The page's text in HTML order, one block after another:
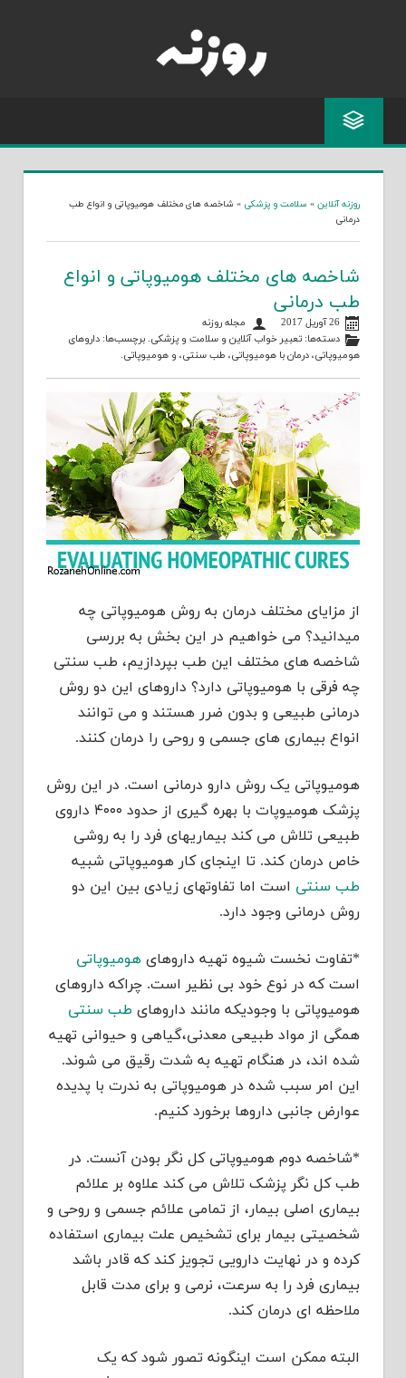
روزنه آنلاین » سلامت و پزشکی » شاخصه های مختلف هومیوپاتی و انواع طب
درمانی
شاخصه های مختلف هومیوپاتی و انواع
طب درمانی
26 آوریل 2017
مجله روزنه
دسته‌ها:تعبیر خواب آنلاین وسلامت و پزشکی. برچسب‌ها:داروهای
هومیوپاتی، درمان با هومیوپاتی، طب سنتی، و هومیوپاتی.
از مزایای مختلف درمان به روش هومیوپاتی چه
میدانید؟ می خواهیم در این بخش به بررسی
شاخصه های مختلف این طب بپردازیم، طب سنتی
چه فرقی با هومیوپاتی دارد؟ داروهای این دو روش
درمانی طبیعی و بدون ضرر هستند و می توانند
انواع بیماری های جسمی و روحی را درمان کنند.
هومیوپاتی یک روش دارو درمانی است. در این روش
پزشک هومیوپات با بهره گیری از حدود ۴۰۰۰ داروی
طبیعی تلاش می کند بیماریهای فرد را به روشی
خاص درمان کند. تا اینجای کار هومیوپاتی شبیه
طب سنتی است اما تفاوتهای زیادی بین این دو
روش درمانی وجود دارد.
*تفاوت نخست شیوه تهیه داروهای هومیوپاتی
است که در نوع خود بی نظیر است. چراکه داروهای
هومیوپاتی با وجودیکه مانند داروهای طب سنتی
همگی از مواد طبیعی معدنی،گیاهی و حیوانی تهیه
شده اند، در هنگام تهیه به شدت رقیق می شوند.
این امر سبب شده در هومیوپاتی به ندرت با پدیده
عوارض جانبی داروها برخورد کنیم.
*شاخصه دوم هومیوپاتی کل نگر بودن آنست. در
طب کل نگر پزشک تلاش می کند علاوه بر علائم
بیماری اصلی بیمار، از تمامی علائم جسمی و روحی و
شخصیتی بیمار برای تشخیص علت بیماری استفاده
کرده و در نهایت دارویی تجویز کند که قادر باشد
بیماری فرد را به سرعت، نرمی و برای مدت قابل
ملاحظه ای درمان کند.
البته ممکن است اینگونه تصور شود که یک